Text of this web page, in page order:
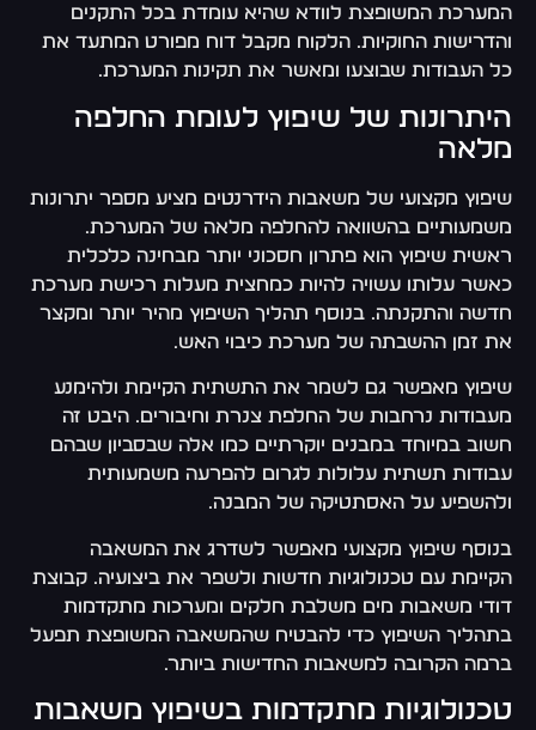
המערכת המשופצת לוודא שהיא עומדת בכל התקנים
והדרישות החוקיות. הלקוח מקבל דוח מפורט המתעד את
כל העבודות שבוצעו ומאשר את תקינות המערכת.
היתרונות של שיפוץ לעומת החלפה
מלאה
שיפוץ מקצועי של משאבות הידרנטים מציע מספר יתרונות
משמעותיים בהשוואה להחלפה מלאה של המערכת.
ראשית שיפוץ הוא פתרון חסכוני יותר מבחינה כלכלית
כאשר עלותו עשויה להיות כמחצית מעלות רכישת מערכת
חדשה והתקנתה. בנוסף תהליך השיפוץ מהיר יותר ומקצר
את זמן ההשבתה של מערכת כיבוי האש.
שיפוץ מאפשר גם לשמר את התשתית הקיימת ולהימנע
מעבודות נרחבות של החלפת צנרת וחיבורים. היבט זה
חשוב במיוחד במבנים יוקרתיים כמו אלה שבסביון שבהם
עבודות תשתית עלולות לגרום להפרעה משמעותית
ולהשפיע על האסתטיקה של המבנה.
בנוסף שיפוץ מקצועי מאפשר לשדרג את המשאבה
הקיימת עם טכנולוגיות חדשות ולשפר את ביצועיה. קבוצת
דודי משאבות מים משלבת חלקים ומערכות מתקדמות
בתהליך השיפוץ כדי להבטיח שהמשאבה המשופצת תפעל
ברמה הקרובה למשאבות החדישות ביותר.
טכנולוגיות מתקדמות בשיפוץ משאבות